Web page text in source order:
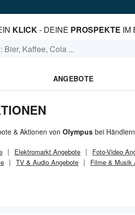
KLICK- DEINE PROSPEKTE IM
ANGEBOTE
& Aktionen von Olympus bei
Elektromarkt Angebote Foto-Video
TV & Audio Angebote Filme & Musik